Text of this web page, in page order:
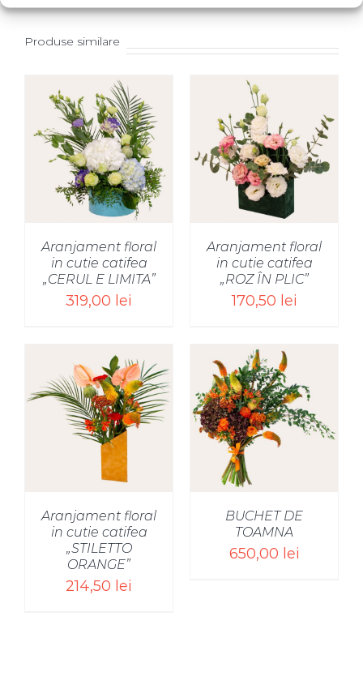
Produse similare
Aranjament floral
in cutie catifea
„CERUL E LIMITA”
319,00 lei
SELECT OPTIONS
/
Aranjament floral
in cutie catifea
„ROZ ÎN PLIC”
170,50 lei
Aranjament floral
in cutie catifea
„STILETTO
ORANGE”
214,50 lei
SELECT OPTIONS
/
BUCHET DE
TOAMNA
650,00 lei